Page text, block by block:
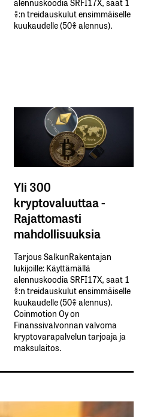
%:n treidauskulut​ ​ensimmäiselle​ ​
kuukaudelle​ ​(50%​ ​alennus).
Yli 300
kryptovaluuttaa -
Rajattomasti
mahdollisuuksia
Tarjous SalkunRakentajan
lukijoille: Käyttämällä​ ​
alennuskoodia​ ​SRFI17X,​ ​saat​ ​1
%:n treidauskulut​ ​ensimmäiselle​ ​
kuukaudelle​ ​(50%​ ​alennus).
Coinmotion Oy on
Finanssivalvonnan valvoma
kryptovarapalvelun tarjoaja ja
maksulaitos.